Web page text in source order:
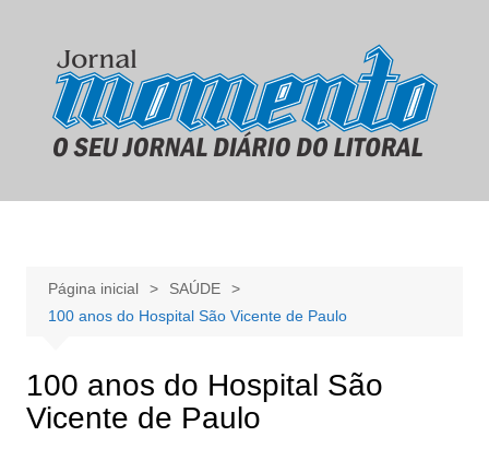
conteúdo
Página inicial
SAÚDE
100 anos do Hospital São Vicente de Paulo
100 anos do Hospital São
Vicente de Paulo